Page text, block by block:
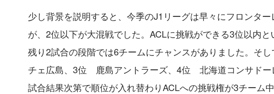
少し背景を説明すると、今季のJ1リーグは早々にフロンタ
が、2位以下が大混戦でした。ACLに挑戦ができる3位以内
残り2試合の段階では6チームにチャンスがありました。そ
チェ広島、3位　鹿島アントラーズ、4位　北海道コンサド
試合結果次第で順位が入れ替わりACLへの挑戦権が3チーム